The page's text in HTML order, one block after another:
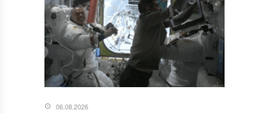
06.08.2026